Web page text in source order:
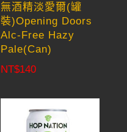
無酒精淡愛爾(罐
裝)Opening Doors
Alc-Free Hazy
Pale(Can)
NT$140